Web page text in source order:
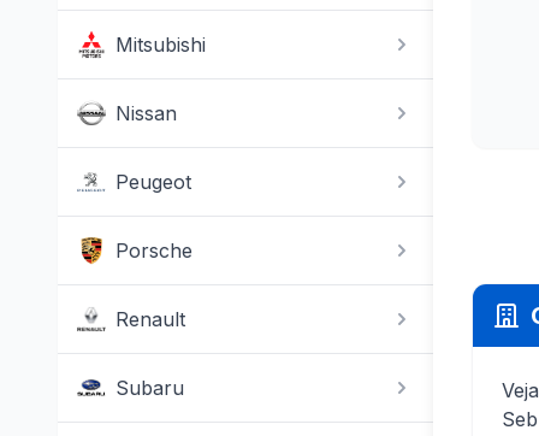
Mitsubishi
Nissan
Peugeot
Porsche
Renault
Subaru